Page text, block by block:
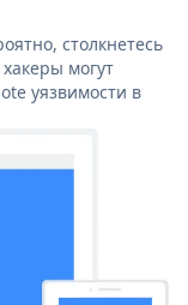
столкнетесь
могут
уязвимости в